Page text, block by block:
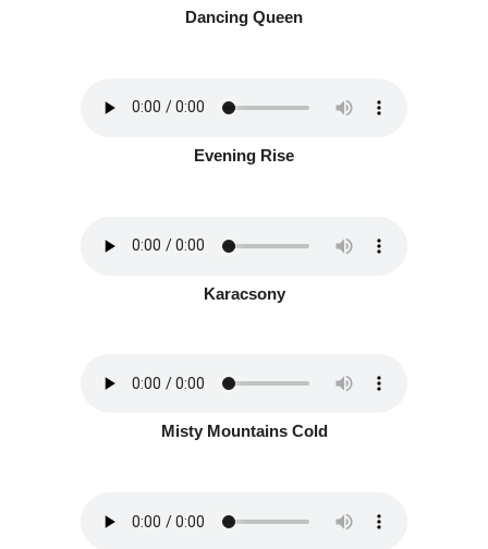
Dancing Queen
Evening Rise
Karacsony
Misty Mountains Cold